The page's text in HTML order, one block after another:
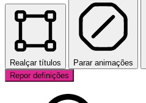
Realçar títulos Parar animações
Repor definições